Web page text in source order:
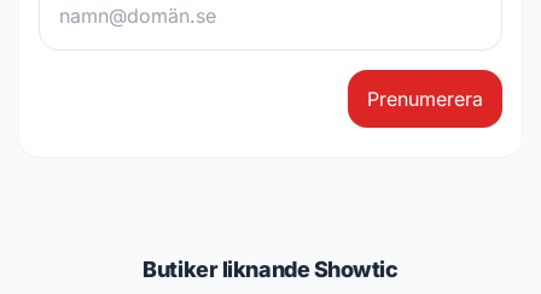
Prenumerera
Butiker liknande Showtic